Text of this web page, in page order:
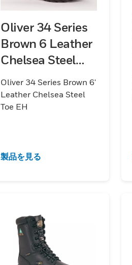
Oliver 34 Series
Brown 6 Leather
Chelsea Steel
Toe EH
Oliver 34 Series Brown 6'
Leather Chelsea Steel
Toe EH
製品を見る